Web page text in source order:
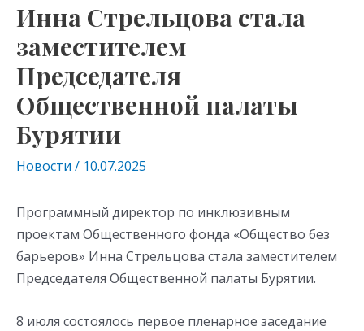
Инна Стрельцова стала
заместителем
Председателя
Общественной палаты
Бурятии
Новости / 10.07.2025
Программный директор по инклюзивным
проектам Общественного фонда «Общество без
барьеров» Инна Стрельцова стала заместителем
Председателя Общественной палаты Бурятии.
8 июля состоялось первое пленарное заседание